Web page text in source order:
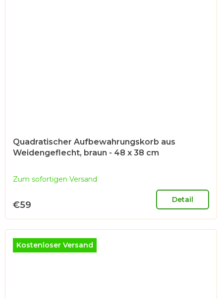
Quadratischer Aufbewahrungskorb aus
Weidengeflecht, braun - 48 x 38 cm
Zum sofortigen Versand
€59 Detail
Kostenloser Versand